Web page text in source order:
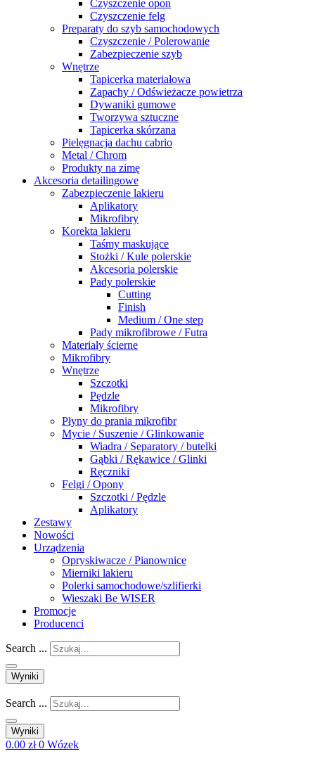
Czyszczenie opon
Czyszczenie felg
Preparaty do szyb samochodowych
Czyszczenie / Polerowanie
Zabezpieczenie szyb
Wnętrze
Tapicerka materiałowa
Zapachy / Odświeżacze powietrza
Dywaniki gumowe
Tworzywa sztuczne
Tapicerka skórzana
Pielęgnacja dachu cabrio
Metal / Chrom
Produkty na zimę
Akcesoria detailingowe
Zabezpieczenie lakieru
Aplikatory
Mikrofibry
Korekta lakieru
Taśmy maskujące
Stożki / Kule polerskie
Akcesoria polerskie
Pady polerskie
Cutting
Finish
Medium / One step
Pady mikrofibrowe / Futra
Materiały ścierne
Mikrofibry
Wnętrze
Szczotki
Pędzle
Mikrofibry
Płyny do prania mikrofibr
Mycie / Suszenie / Glinkowanie
Wiadra / Separatory / butelki
Gąbki / Rękawice / Glinki
Ręczniki
Felgi / Opony
Szczotki / Pędzle
Aplikatory
Zestawy
Nowości
Urządzenia
Opryskiwacze / Pianownice
Mierniki lakieru
Polerki samochodowe/szlifierki
Wieszaki Be WISER
Promocje
Producenci
Search ...
Wyniki
Search ...
Wyniki
0.00 zł 0 Wózek